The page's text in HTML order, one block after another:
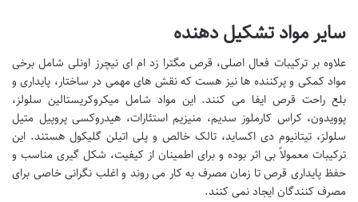
سایر مواد تشکیل دهنده
علاوه بر ترکیبات فعال اصلی، قرص مگترا زد ام ای نیچرز اونلی شامل برخی
مواد کمکی و پرکننده ها نیز هست که نقش های مهمی در ساختار، پایداری و
بلع راحت قرص ایفا می کنند. این مواد شامل میکروکریستالین سلولز،
پوویدون، کراس کارملوز سدیم، منیزیم استئارات، هیدروکسی پروپیل متیل
سلولز، تیتانیوم دی اکساید، تالک خالص و پلی اتیلن گلیکول هستند. این
ترکیبات معمولاً بی اثر بوده و برای اطمینان از کیفیت، شکل گیری مناسب و
حفظ پایداری قرص تا زمان مصرف به کار می روند و اغلب نگرانی خاصی برای
مصرف کنندگان ایجاد نمی کنند.